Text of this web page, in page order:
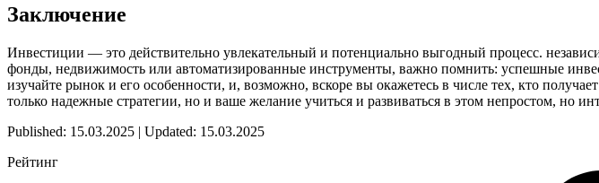
Заключение
Инвестиции — это действительно увлекательный и потенциально выгодный процесс.
фонды, недвижимость или автоматизированные инструменты, важно помнить: успешные
изучайте рынок и его особенности, и, возможно, вскоре вы окажетесь в числе тех, кто
только надежные стратегии, но и ваше желание учиться и развиваться в этом непростом, но
Published: 15.03.2025 | Updated: 15.03.2025
Рейтинг